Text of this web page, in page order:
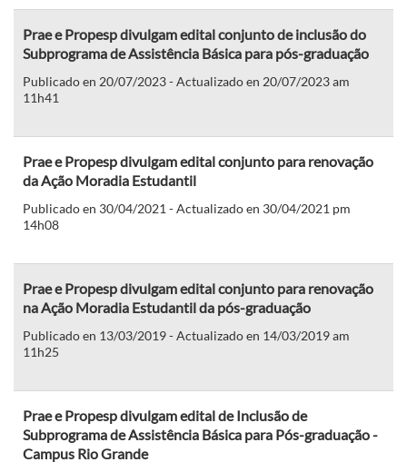
Prae e Propesp divulgam edital conjunto de inclusão do
Subprograma de Assistência Básica para pós-graduação
Publicado en 20/07/2023 - Actualizado en 20/07/2023 am
11h41
Prae e Propesp divulgam edital conjunto para renovação
da Ação Moradia Estudantil
Publicado en 30/04/2021 - Actualizado en 30/04/2021 pm
14h08
Prae e Propesp divulgam edital conjunto para renovação
na Ação Moradia Estudantil da pós-graduação
Publicado en 13/03/2019 - Actualizado en 14/03/2019 am
11h25
Prae e Propesp divulgam edital de Inclusão de
Subprograma de Assistência Básica para Pós-graduação -
Campus Rio Grande